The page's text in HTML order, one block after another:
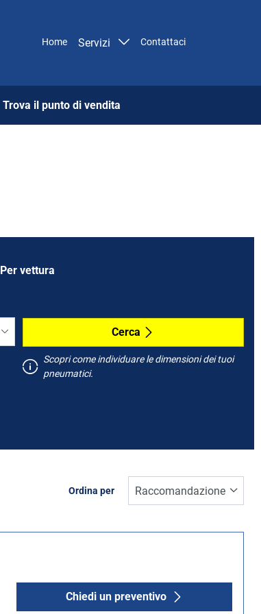
Home Servizi Contattaci
Trova il punto di vendita
Per vettura
Cerca
Scopri come individuare le dimensioni dei tuoi
pneumatici.
Ordina per
Chiedi un preventivo